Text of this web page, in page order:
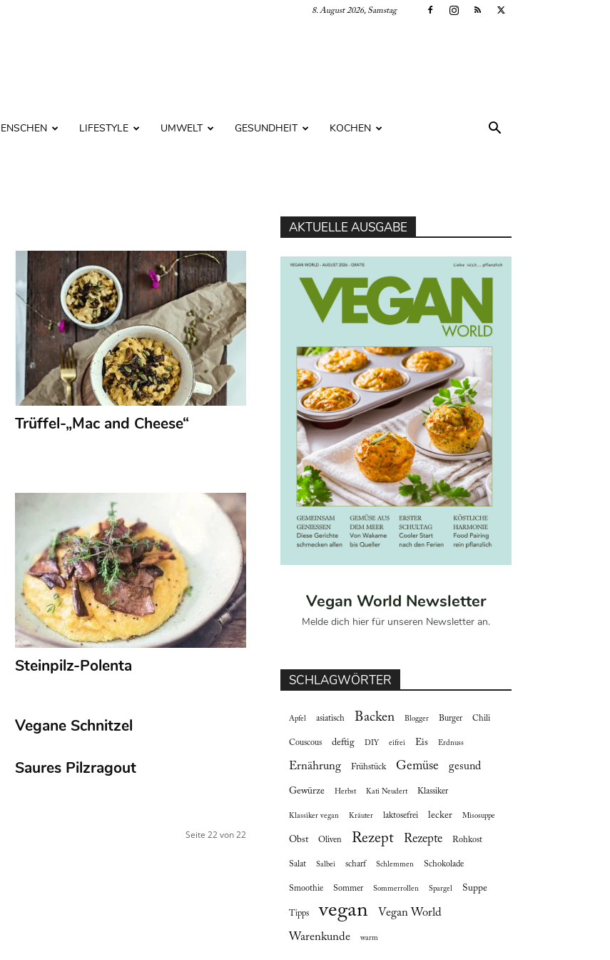
8. August 2026, Samstag
LIFESTYLE UMWELT GESUNDHEIT KOCHEN
Trüffel-„Mac and Cheese“
Steinpilz-Polenta
Vegane Schnitzel
Saures Pilzragout
Seite 22 von 22
AKTUELLE AUSGABE
Vegan World Newsletter
Melde dich hier für unseren Newsletter an.
SCHLAGWÖRTER
Apfel asiatisch Backen Blogger Burger Chili
Couscous deftig DIY eifrei Eis Erdnuss
Ernährung Frühstück Gemüse gesund
Gewürze Herbst Kati Neudert Klassiker
Klassiker vegan Kräuter laktosefrei lecker Misosuppe
Obst Oliven Rezept Rezepte Rohkost
Salat Salbei scharf Schlemmen Schokolade
Smoothie Sommer Sommerrollen Spargel Suppe
Tipps vegan Vegan World
Warenkunde warm